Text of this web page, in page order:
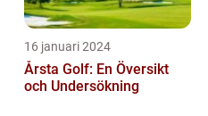
16 januari 2024
Årsta Golf: En Översikt
och Undersökning